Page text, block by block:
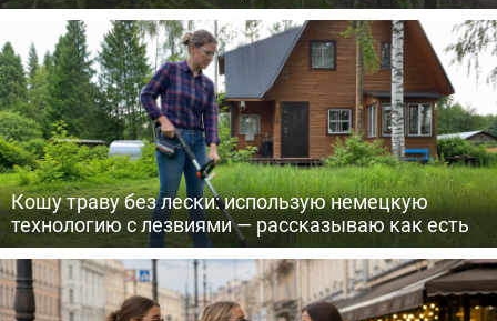
Кошу траву без лески: использую немецкую
технологию с лезвиями — рассказываю как есть